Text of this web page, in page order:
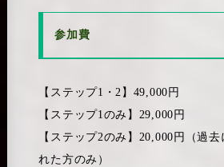
参加費
【ステップ1・2】49,000円
【ステップ1のみ】29,000円
【ステップ2のみ】20,000円（過
れた方のみ）